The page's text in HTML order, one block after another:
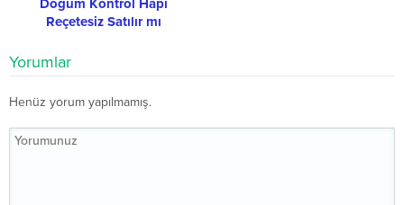
Doğum Kontrol Hapı
Reçetesiz Satılır mı
Yorumlar
Henüz yorum yapılmamış.